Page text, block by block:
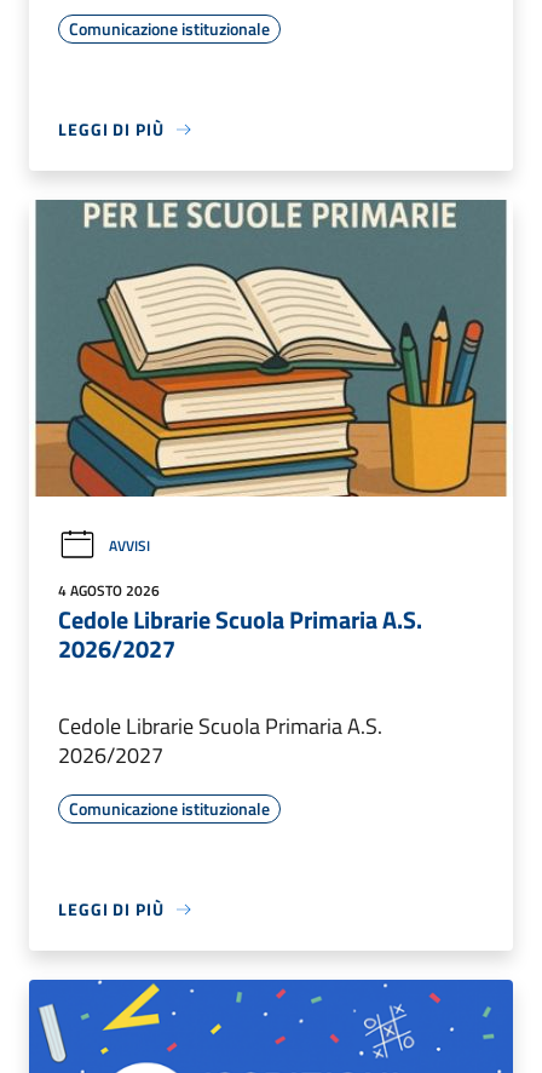
Comunicazione istituzionale
LEGGI DI PIÙ
AVVISI
4 AGOSTO 2026
Cedole Librarie Scuola Primaria A.S.
2026/2027
Cedole Librarie Scuola Primaria A.S.
2026/2027
Comunicazione istituzionale
LEGGI DI PIÙ